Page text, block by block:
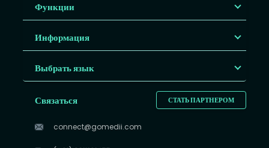
Функции
Информация
Выбрать язык
СТАТЬ ПАРТНЕРОМ
Связаться
connect@gomedii.com